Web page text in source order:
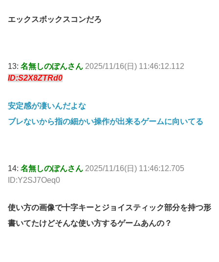
エックスボックスコンだろ
13: 名無しのぽんさん 2025/11/16(日) 11:46:12.112
ID:S2X8ZTRd0
安定感が凄いんだよな
ブレないから指の細かい操作が出来るゲームに向いてる
14: 名無しのぽんさん 2025/11/16(日) 11:46:12.705
ID:Y2SJ7Oeq0
使い方の画像で十字キーとジョイスティック部分を持つ形
書いてたけどそんな使い方するゲームあんの？